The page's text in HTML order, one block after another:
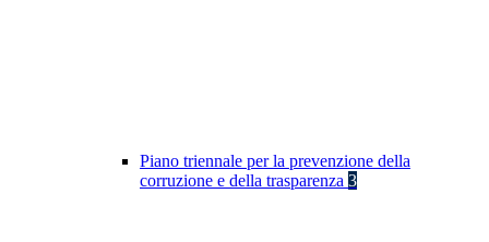
Piano triennale per la prevenzione della
corruzione e della trasparenza 3